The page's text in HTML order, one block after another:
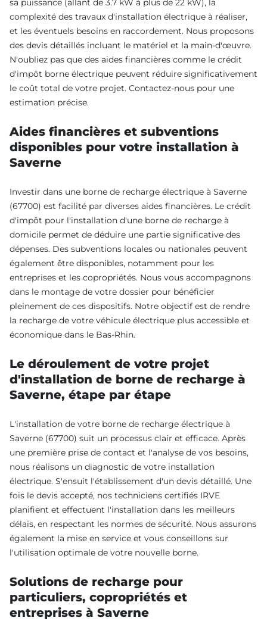
sa puissance (allant de 3.7 kW à plus de 22 kW), la
complexité des travaux d'installation électrique à réaliser,
et les éventuels besoins en raccordement. Nous proposons
des devis détaillés incluant le matériel et la main-d'œuvre.
N'oubliez pas que des aides financières comme le crédit
d'impôt borne électrique peuvent réduire significativement
le coût total de votre projet. Contactez-nous pour une
estimation précise.
Aides financières et subventions
disponibles pour votre installation à
Saverne
Investir dans une borne de recharge électrique à Saverne
(67700) est facilité par diverses aides financières. Le crédit
d'impôt pour l'installation d'une borne de recharge à
domicile permet de déduire une partie significative des
dépenses. Des subventions locales ou nationales peuvent
également être disponibles, notamment pour les
entreprises et les copropriétés. Nous vous accompagnons
dans le montage de votre dossier pour bénéficier
pleinement de ces dispositifs. Notre objectif est de rendre
la recharge de votre véhicule électrique plus accessible et
économique dans le Bas-Rhin.
Le déroulement de votre projet
d'installation de borne de recharge à
Saverne, étape par étape
L'installation de votre borne de recharge électrique à
Saverne (67700) suit un processus clair et efficace. Après
une première prise de contact et l'analyse de vos besoins,
nous réalisons un diagnostic de votre installation
électrique. S'ensuit l'établissement d'un devis détaillé. Une
fois le devis accepté, nos techniciens certifiés IRVE
planifient et effectuent l'installation dans les meilleurs
délais, en respectant les normes de sécurité. Nous assurons
également la mise en service et vous conseillons sur
l'utilisation optimale de votre nouvelle borne.
Solutions de recharge pour
particuliers, copropriétés et
entreprises à Saverne